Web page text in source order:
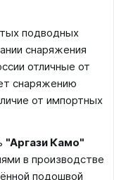
подводных
снаряжения
отличные от
снаряжению
от импортных
"Аргази Камо"
в производстве
подошвой